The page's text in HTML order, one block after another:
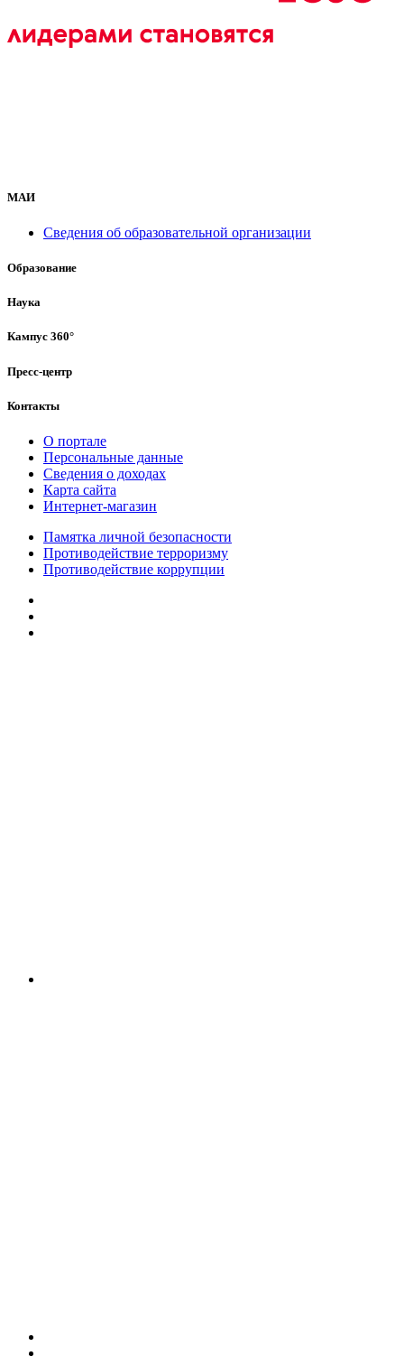
МАИ
Сведения об образовательной организации
Образование
Наука
Кампус 360°
Пресс-центр
Контакты
О портале
Персональные данные
Сведения о доходах
Карта сайта
Интернет-магазин
Памятка личной безопасности
Противодействие терроризму
Противодействие коррупции